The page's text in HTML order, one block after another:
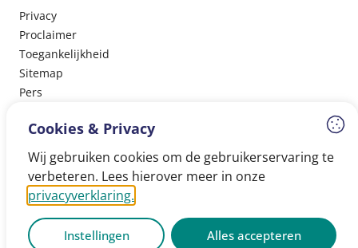
Cookies & Privacy
Wij gebruiken cookies om de gebruikerservaring te
verbeteren. Lees hierover meer in onze
privacyverklaring.
Instellingen Alles accepteren
Privacy
Proclaimer
Toegankelijkheid
Sitemap
Pers
Volg ons
Facebook
Instagram
LinkedIn